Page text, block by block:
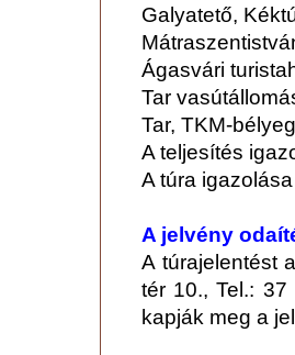
Galyatető,
Ágasvári
Tar
Tar, TKM-
A teljesítés
A túra
A jelvény
A túrajelentést
tér 10., Tel.:
kapják meg a